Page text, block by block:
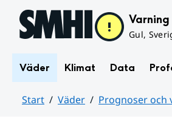
Hoppa till sidans innehåll Varning
Gul,
Väder Klimat Data
Start Väder Prognoser och